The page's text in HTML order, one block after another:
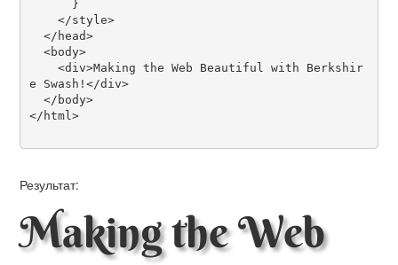
e Swash!</div>
</html>
Результат:
Making the Web